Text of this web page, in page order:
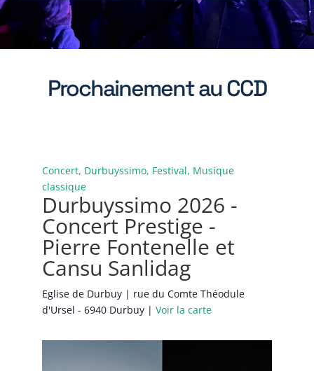
Prochainement au CCD
Concert, Durbuyssimo, Festival, Musique
classique
Durbuyssimo 2026 -
Concert Prestige -
Pierre Fontenelle et
Cansu Sanlidag
Eglise de Durbuy | rue du Comte Théodule
d'Ursel - 6940 Durbuy | Voir la carte